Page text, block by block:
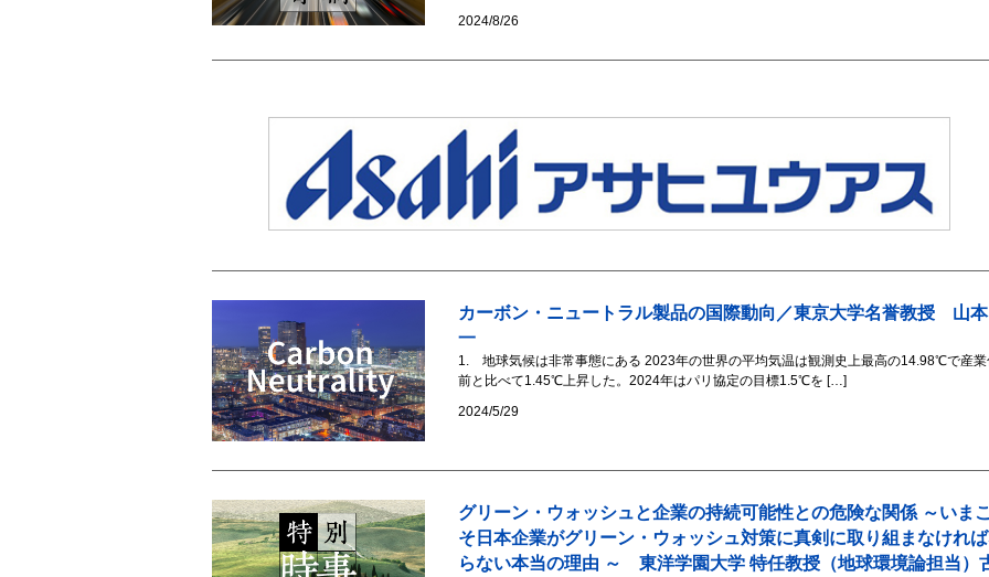
2024/8/26
カーボン・ニュートラル製品の国際動向／東京大学名誉教授 山本
一
1. 地球気候は非常事態にある 2023年の世界の平均気温は観測史上最高の14.98℃で産業
前と比べて1.45℃上昇した。2024年はパリ協定の目標1.5℃を […]
2024/5/29
グリーン・ウォッシュと企業の持続可能性との危険な関係 ～いまこ
そ日本企業がグリーン・ウォッシュ対策に真剣に取り組まなけれ
らない本当の理由 ～ 東洋学園大学 特任教授（地球環境論担当）